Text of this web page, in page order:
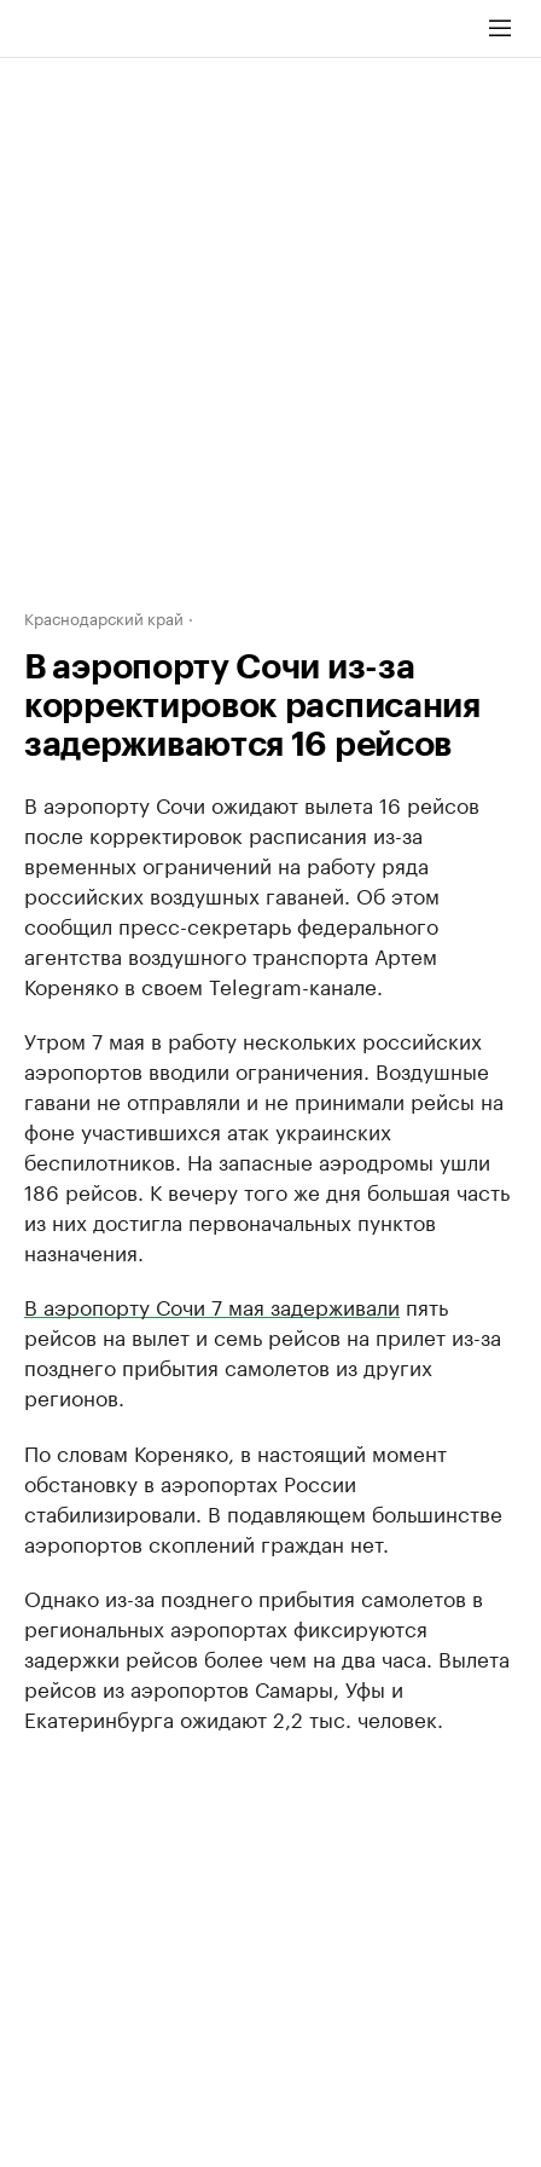
Краснодарский край
В аэропорту Сочи из-за
корректировок расписания
задерживаются 16 рейсов
В аэропорту Сочи ожидают вылета 16 рейсов
после корректировок расписания из-за
временных ограничений на работу ряда
российских воздушных гаваней. Об этом
сообщил пресс-секретарь федерального
агентства воздушного транспорта Артем
Кореняко в своем Telegram-канале.
Утром 7 мая в работу нескольких российских
аэропортов вводили ограничения. Воздушные
гавани не отправляли и не принимали рейсы на
фоне участившихся атак украинских
беспилотников. На запасные аэродромы ушли
186 рейсов. К вечеру того же дня большая часть
из них достигла первоначальных пунктов
назначения.
В аэропорту Сочи 7 мая задерживали пять
рейсов на вылет и семь рейсов на прилет из-за
позднего прибытия самолетов из других
регионов.
По словам Кореняко, в настоящий момент
обстановку в аэропортах России
стабилизировали. В подавляющем большинстве
аэропортов скоплений граждан нет.
Однако из-за позднего прибытия самолетов в
региональных аэропортах фиксируются
задержки рейсов более чем на два часа. Вылета
рейсов из аэропортов Самары, Уфы и
Екатеринбурга ожидают 2,2 тыс. человек.